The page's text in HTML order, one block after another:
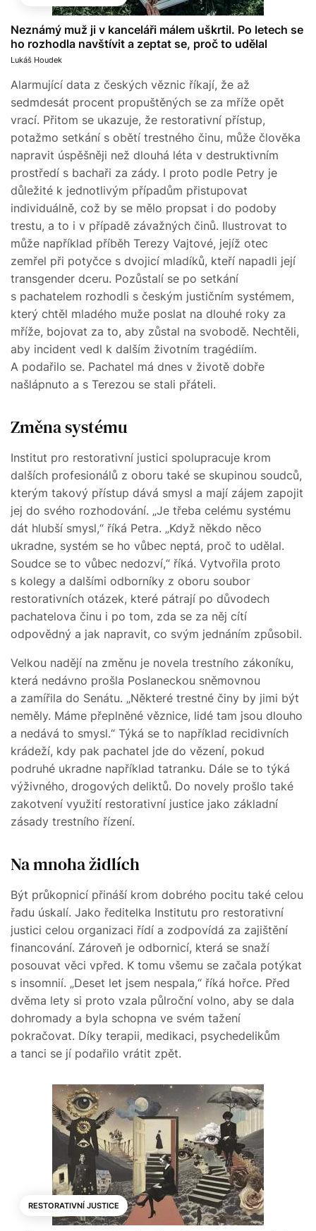
Neznámý muž ji v kanceláři málem uškrtil. Po letech se
ho rozhodla navštívit a zeptat se, proč to udělal
Lukáš Houdek
Alarmující data z českých věznic říkají, že až
sedmdesát procent propuštěných se za mříže opět
vrací. Přitom se ukazuje, že restorativní přístup,
potažmo setkání s obětí trestného činu, může člověka
napravit úspěšněji než dlouhá léta v destruktivním
prostředí s bachaři za zády. I proto podle Petry je
důležité k jednotlivým případům přistupovat
individuálně, což by se mělo propsat i do podoby
trestu, a to i v případě závažných činů. Ilustrovat to
může například příběh Terezy Vajtové, jejíž otec
zemřel při potyčce s dvojicí mladíků, kteří napadli její
transgender dceru. Pozůstalí se po setkání
s pachatelem rozhodli s českým justičním systémem,
který chtěl mladého muže poslat na dlouhé roky za
mříže, bojovat za to, aby zůstal na svobodě. Nechtěli,
aby incident vedl k dalším životním tragédiím.
A podařilo se. Pachatel má dnes v životě dobře
našlápnuto a s Terezou se stali přáteli.
Změna systému
Institut pro restorativní justici spolupracuje krom
dalších profesionálů z oboru také se skupinou soudců,
kterým takový přístup dává smysl a mají zájem zapojit
jej do svého rozhodování. „Je třeba celému systému
dát hlubší smysl,“ říká Petra. „Když někdo něco
ukradne, systém se ho vůbec neptá, proč to udělal.
Soudce se to vůbec nedozví,“ říká. Vytvořila proto
s kolegy a dalšími odborníky z oboru soubor
restorativních otázek, které pátrají po důvodech
pachatelova činu i po tom, zda se za něj cítí
odpovědný a jak napravit, co svým jednáním způsobil.
Velkou nadějí na změnu je novela trestního zákoníku,
která nedávno prošla Poslaneckou sněmovnou
a zamířila do Senátu. „Některé trestné činy by jimi být
neměly. Máme přeplněné věznice, lidé tam jsou dlouho
a nedává to smysl.“ Týká se to například recidivních
krádeží, kdy pak pachatel jde do vězení, pokud
podruhé ukradne například tatranku. Dále se to týká
výživného, drogových deliktů. Do novely prošlo také
zakotvení využití restorativní justice jako základní
zásady trestního řízení.
Na mnoha židlích
Být průkopnicí přináší krom dobrého pocitu také celou
řadu úskalí. Jako ředitelka Institutu pro restorativní
justici celou organizaci řídí a zodpovídá za zajištění
financování. Zároveň je odbornicí, která se snaží
posouvat věci vpřed. K tomu všemu se začala potýkat
s insomnií. „Deset let jsem nespala,“ říká hořce. Před
dvěma lety si proto vzala půlroční volno, aby se dala
dohromady a byla schopna ve svém tažení
pokračovat. Díky terapii, medikaci, psychedelikům
a tanci se jí podařilo vrátit zpět.
RESTORATIVNÍ JUSTICE